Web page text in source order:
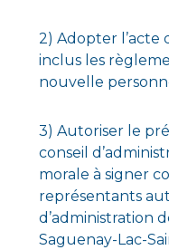
2) Adopter l’acte
inclus les
nouvelle
3) Autoriser le
conseil
morale à signer
représentants
d’administration
Saguenay-Lac-